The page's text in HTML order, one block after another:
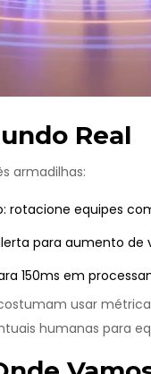
Real
armadilhas:
rotacione equipes
para aumento de
150ms em
usar
humanas para